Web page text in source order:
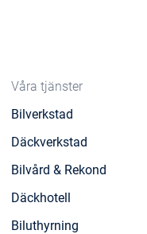
Våra tjänster
Bilverkstad
Däckverkstad
Bilvård & Rekond
Däckhotell
Biluthyrning